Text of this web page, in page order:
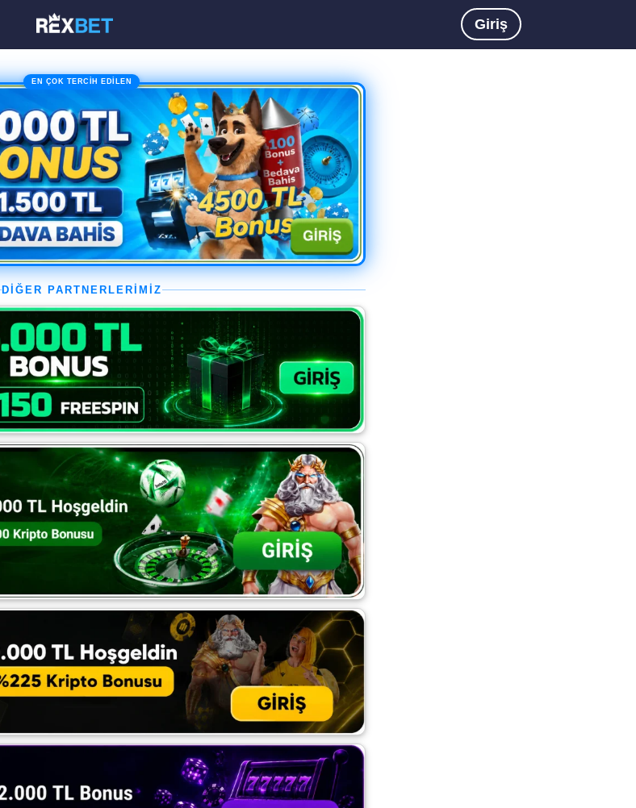
Giriş
EN ÇOK TERCİH EDİLEN
DİĞER PARTNERLERİMİZ